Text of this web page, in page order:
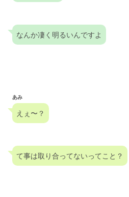
なんか凄く明るいんですよ
あみ
えぇ〜？
て事は取り合ってないってこと？